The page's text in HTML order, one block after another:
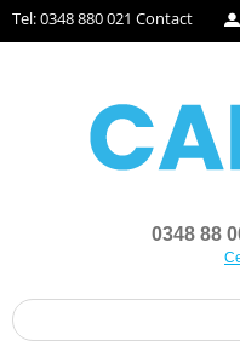
Tel: 0348 880 021 Contact
0348 88